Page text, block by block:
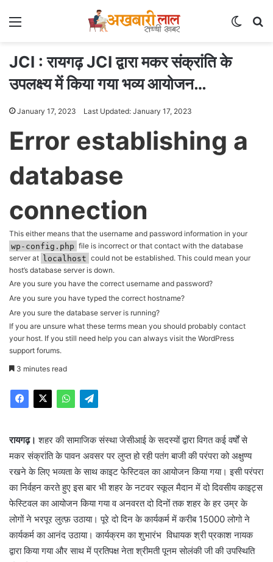
Menu
JCI : रायगढ़ JCI द्वारा मकर संक्रांति के
उपलक्ष्य में किया गया भव्य आयोजन…
January 17, 2023 Last Updated: January 17, 2023
Error establishing a
database
connection
This either means that the username and password information in your
wp-config.php file is incorrect or that contact with the database
server at localhost could not be established. This could mean your
host’s database server is down.
Are you sure you have the correct username and password?
Are you sure you have typed the correct hostname?
Are you sure the database server is running?
If you are unsure what these terms mean you should probably contact
your host. If you still need help you can always visit the WordPress
support forums.
3 minutes read
रायगढ़। शहर की सामाजिक संस्था जेसीआई के सदस्यों द्वारा विगत कई वर्षों से
मकर संक्रांति के पावन अवसर पर लुप्त हो रही पतंग बाजी की परंपरा को अक्षुण्य
रखने के लिए भव्यता के साथ काइट फेस्टिवल का आयोजन किया गया। इसी परंपरा
का निर्वहन करते हुए इस बार भी शहर के नटवर स्कूल मैदान में दो दिवसीय काइट्स
फेस्टिवल का आयोजन किया गया व अनवरत दो दिनों तक शहर के हर उम्र के
लोगों ने भरपूर लुत्फ़ उठाया। पूरे दो दिन के कार्यकर्म में करीब 15000 लोगो ने
कार्यकर्म का आनंद उठाया। कार्यक्रम का शुभारंभ विधायक श्री प्रकाश नायक
द्वारा किया गया और साथ में प्रतिपक्ष नेता श्रीमती पूनम सोलंकी जी की उपस्थिति